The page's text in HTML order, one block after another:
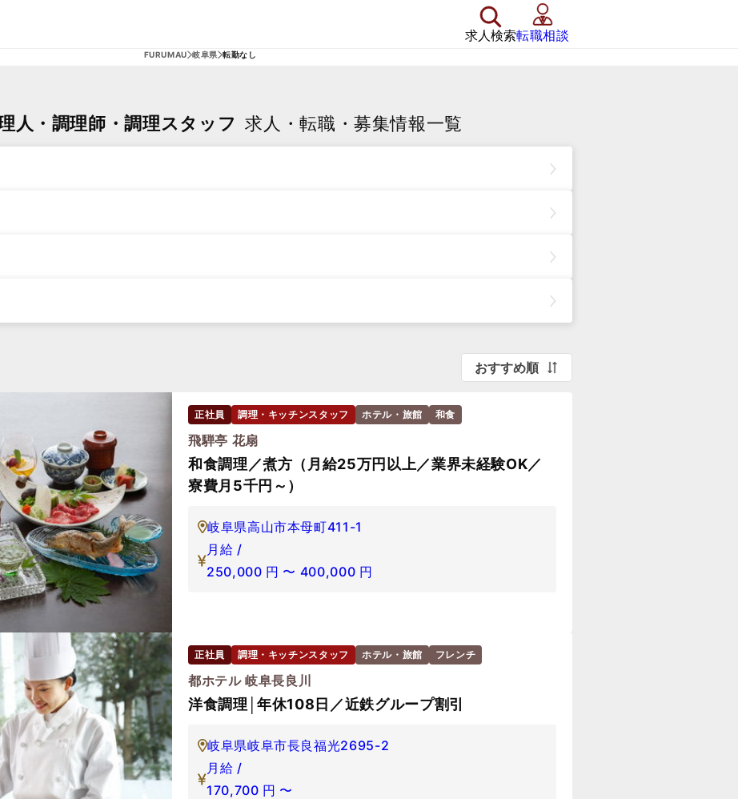
求人検索転職相談
FURUMAU 岐阜県 転勤なし
人・調理師・調理スタッフ 求人・転職・募集情報一覧
おすすめ順
正社員 調理・キッチンスタッフ ホテル・旅館 和食
飛騨亭 花扇
和食調理／煮方（月給25万円以上／業界未経験OK／
寮費月5千円～）
岐阜県高山市本母町411-1
月給 /
250,000 円 〜 400,000 円
正社員 調理・キッチンスタッフ ホテル・旅館 フレンチ
都ホテル 岐阜長良川
洋食調理│年休108日／近鉄グループ割引
岐阜県岐阜市長良福光2695-2
月給 /
170,700 円 〜